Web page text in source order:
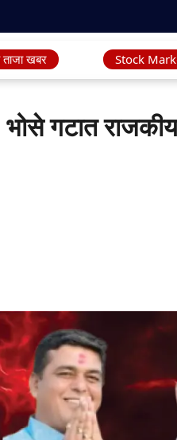
खबर Stock
गटात राजकीय